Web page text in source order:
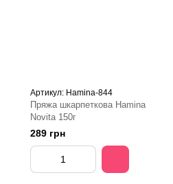
Артикул: Hamina-844
Пряжа шкарпеткова Hamina
Novita 150г
289 грн